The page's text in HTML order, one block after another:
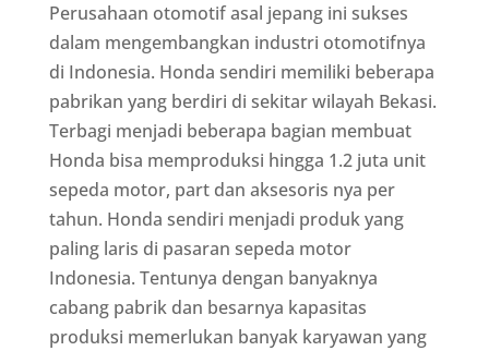
Perusahaan otomotif asal jepang ini sukses
dalam mengembangkan industri otomotifnya
di Indonesia. Honda sendiri memiliki beberapa
pabrikan yang berdiri di sekitar wilayah Bekasi.
Terbagi menjadi beberapa bagian membuat
Honda bisa memproduksi hingga 1.2 juta unit
sepeda motor, part dan aksesoris nya per
tahun. Honda sendiri menjadi produk yang
paling laris di pasaran sepeda motor
Indonesia. Tentunya dengan banyaknya
cabang pabrik dan besarnya kapasitas
produksi memerlukan banyak karyawan yang